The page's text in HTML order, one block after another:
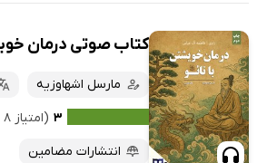
کتاب صوتی درمان
مارسل اشهاوزیه
۳ (امتیاز ۸ نفر)
انتشارات مضامین